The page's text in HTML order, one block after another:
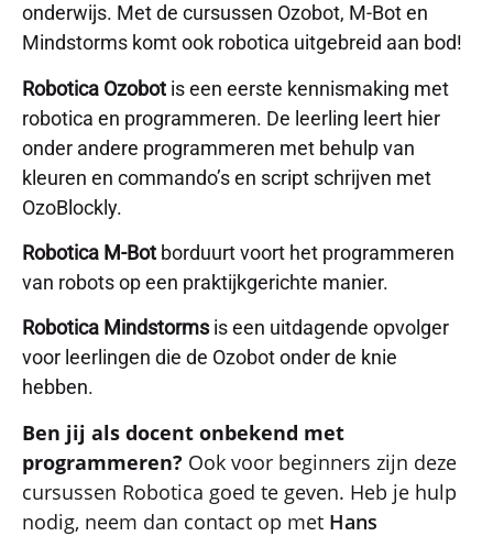
onderwijs. Met de cursussen Ozobot, M-Bot en
Mindstorms komt ook robotica uitgebreid aan bod!
Robotica Ozobot is een eerste kennismaking met
robotica en programmeren. De leerling leert hier
onder andere programmeren met behulp van
kleuren en commando’s en script schrijven met
OzoBlockly.
Robotica M-Bot borduurt voort het programmeren
van robots op een praktijkgerichte manier.
Robotica Mindstormsis een uitdagende opvolger
voor leerlingen die de Ozobot onder de knie
hebben.
Ben jij als docent onbekend met
programmeren? Ook voor beginners zijn deze
cursussen Robotica goed te geven. Heb je hulp
nodig, neem dan contact op met Hans